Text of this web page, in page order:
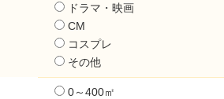
ドラマ・映画
CM
コスプレ
その他
0～400㎡